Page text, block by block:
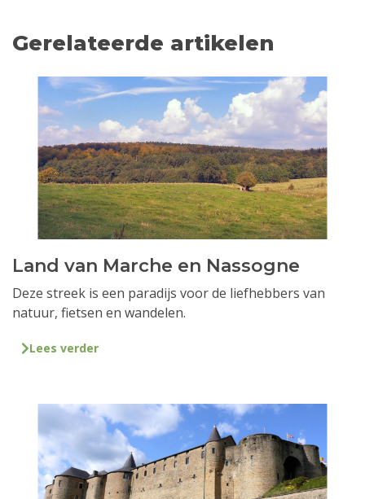
Gerelateerde artikelen
Land van Marche en Nassogne
Deze streek is een paradijs voor de liefhebbers van
natuur, fietsen en wandelen.
Lees verder